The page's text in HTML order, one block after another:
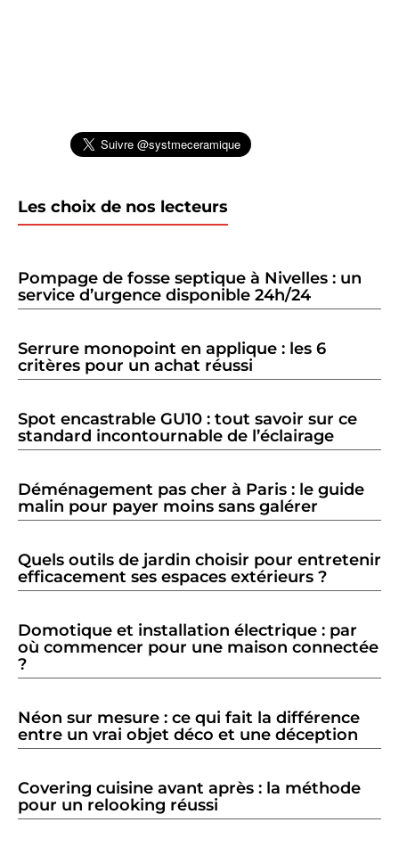
Les choix de nos lecteurs
Pompage de fosse septique à Nivelles : un
service d’urgence disponible 24h/24
Serrure monopoint en applique : les 6
critères pour un achat réussi
Spot encastrable GU10 : tout savoir sur ce
standard incontournable de l’éclairage
Déménagement pas cher à Paris : le guide
malin pour payer moins sans galérer
Quels outils de jardin choisir pour entretenir
efficacement ses espaces extérieurs ?
Domotique et installation électrique : par
où commencer pour une maison connectée
?
Néon sur mesure : ce qui fait la différence
entre un vrai objet déco et une déception
Covering cuisine avant après : la méthode
pour un relooking réussi